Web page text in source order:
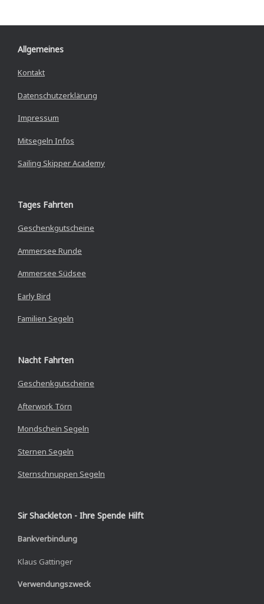
Allgemeines
Kontakt
Datenschutzerklärung
Impressum
Mitsegeln Infos
Sailing Skipper Academy
Tages Fahrten
Geschenkgutscheine
Ammersee Runde
Ammersee Südsee
Early Bird
Familien Segeln
Nacht Fahrten
Geschenkgutscheine
Afterwork Törn
Mondschein Segeln
Sternen Segeln
Sternschnuppen Segeln
Sir Shackleton - Ihre Spende Hilft
Bankverbindung
Klaus Gattinger
Verwendungszweck